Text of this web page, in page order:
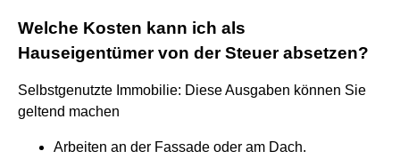
Welche Kosten kann ich als
Hauseigentümer von der Steuer absetzen?
Selbstgenutzte Immobilie: Diese Ausgaben können Sie
geltend machen
Arbeiten an der Fassade oder am Dach.